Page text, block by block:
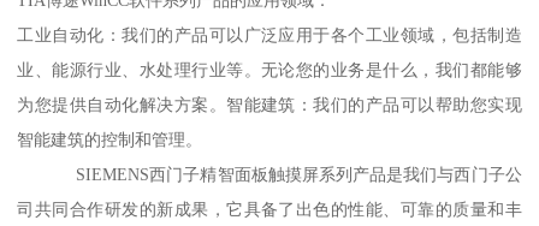
工业自动化：我们的产品可以广泛应用于各个工业领域，包括制造
业、能源行业、水处理行业等。无论您的业务是什么，我们都能够
为您提供自动化解决方案。智能建筑：我们的产品可以帮助您实现
智能建筑的控制和管理。
SIEMENS西门子精智面板触摸屏系列产品是我们与西门子公
司共同合作研发的新成果，它具备了出色的性能、可靠的质量和丰